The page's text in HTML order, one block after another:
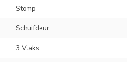
Stomp
Schuifdeur
3 Vlaks